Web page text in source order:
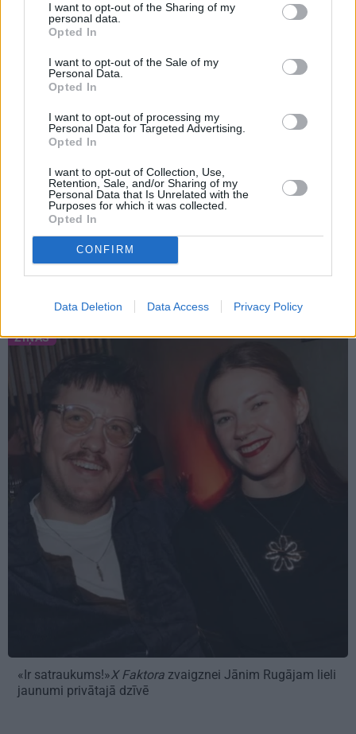
I want to opt-out of the Sharing of my
personal data.
Opted In
I want to opt-out of the Sale of my
Personal Data.
Opted In
I want to opt-out of processing my
Personal Data for Targeted Advertising.
Opted In
I want to opt-out of Collection, Use,
Retention, Sale, and/or Sharing of my
Personal Data that Is Unrelated with the
Purposes for which it was collected.
Opted In
CONFIRM
Data Deletion Data Access Privacy Policy
jutusies vainīga sava slimā vīra priekšā
ZIŅAS
SlavenāTutas lietu
aktrise Liene Sebre atklāj
vienkāršu veidu, kā
Radio dīva Ieva Dzene
ZIŅAS
«Ir satraukums!»X Faktora zvaigznei Jānim Rugājam lieli
jaunumi privātajā dzīvē